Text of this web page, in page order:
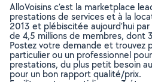
AlloVoisins c’est la marketplace
prestations de services et à la
2013 et plébiscitée aujourd’hui
de 4,5 millions de membres, dont
Postez votre demande et trouvez
particulier ou un professionnel
prestations, du plus petit besoin
pour un bon rapport qualité/prix.